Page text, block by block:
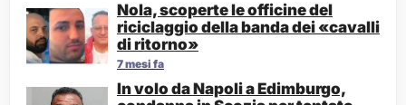
Nola, scoperte le officine del
riciclaggio della banda dei «cavalli
di ritorno»
7 mesi fa
In volo da Napoli a Edimburgo,